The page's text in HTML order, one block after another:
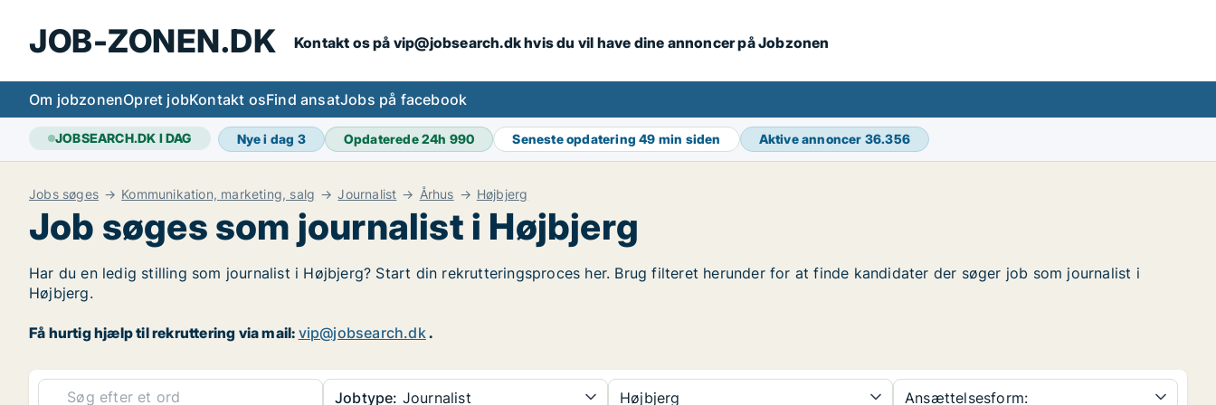
JOB-ZONEN.DK Kontakt os på vip@jobsearch.dk hvis du vil have dine annoncer på Jobzonen
Om jobzonenOpret jobKontakt osFind ansatJobs på facebook
JOBSEARCH.DK I DAG Nye i dag 3 Opdaterede 24h 990 Seneste opdatering49 min siden Aktive annoncer 36.356
Jobs søges Kommunikation, marketing, salg Journalist Århus Højbjerg
Job søges som journalist i Højbjerg
Har du en ledig stilling som journalist i Højbjerg? Start din rekrutteringsproces her. Brug filteret herunder for at finde kandidater der søger job som journalist i
Højbjerg.
Få hurtig hjælp til rekruttering via mail: vip@jobsearch.dk.
Jobtype: Journalist Højbjerg Ansættelsesform: